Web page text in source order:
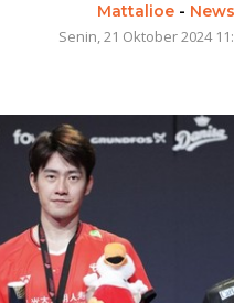
Mattalioe- News
Senin, 21 Oktober 2024